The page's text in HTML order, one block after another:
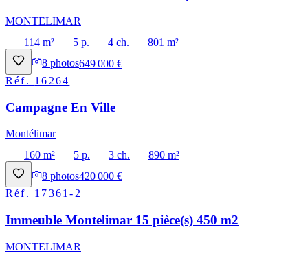
MONTELIMAR
114 m²
5 p. 4 ch.
801 m²
8 photos649 000 €
Réf. 16264
Campagne En Ville
Montélimar
160 m²
5 p. 3 ch.
890 m²
8 photos420 000 €
Réf. 17361-2
Immeuble Montelimar 15 pièce(s) 450 m2
MONTELIMAR